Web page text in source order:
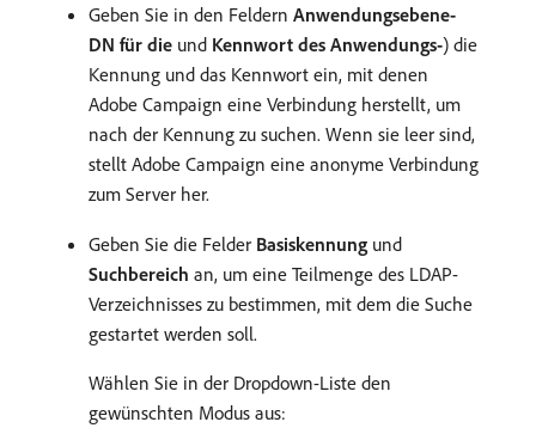
Geben Sie in den Feldern Anwendungsebene-
DN für die und Kennwort des Anwendungs-) die
Kennung und das Kennwort ein, mit denen
Adobe Campaign eine Verbindung herstellt, um
nach der Kennung zu suchen. Wenn sie leer sind,
stellt Adobe Campaign eine anonyme Verbindung
zum Server her.
Geben Sie die Felder Basiskennung und
Suchbereich an, um eine Teilmenge des LDAP-
Verzeichnisses zu bestimmen, mit dem die Suche
gestartet werden soll.
Wählen Sie in der Dropdown-Liste den
gewünschten Modus aus: